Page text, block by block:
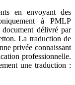
en envoyant des
à PMLP
délivré par
La traduction de
privée connaissant
professionnelle.
une traduction :